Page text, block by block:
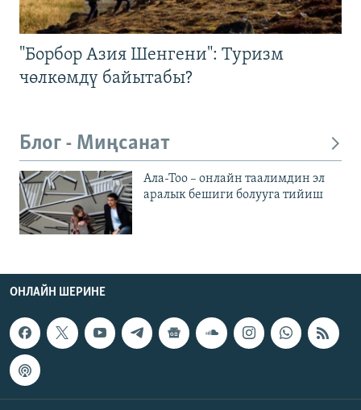
"Борбор Азия Шенгени": Туризм
чөлкөмдү байытабы?
Блог - Миңсанат
Ала-Тоо – онлайн таалимдин эл
аралык бешиги болууга тийиш
ОНЛАЙН ШЕРИНЕ